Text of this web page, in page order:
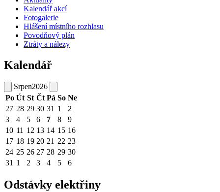
Kalendář akcí
Fotogalerie
Hlášení místního rozhlasu
Povodňový plán
Ztráty a nálezy
Kalendář
Srpen2026
Po Út St Čt Pá So Ne
27 28 29 30 31 1
2
3
4 5 6 7 8
9
10 11 12 13 14 15 16
17 18 19 20 21 22 23
24 25 26 27 28 29 30
31 1 2 3 4 5 6
Odstávky elektřiny